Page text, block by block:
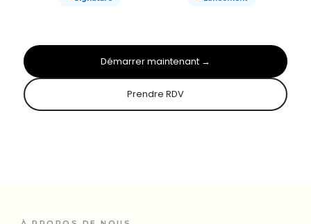
Démarrer maintenant →
Prendre RDV